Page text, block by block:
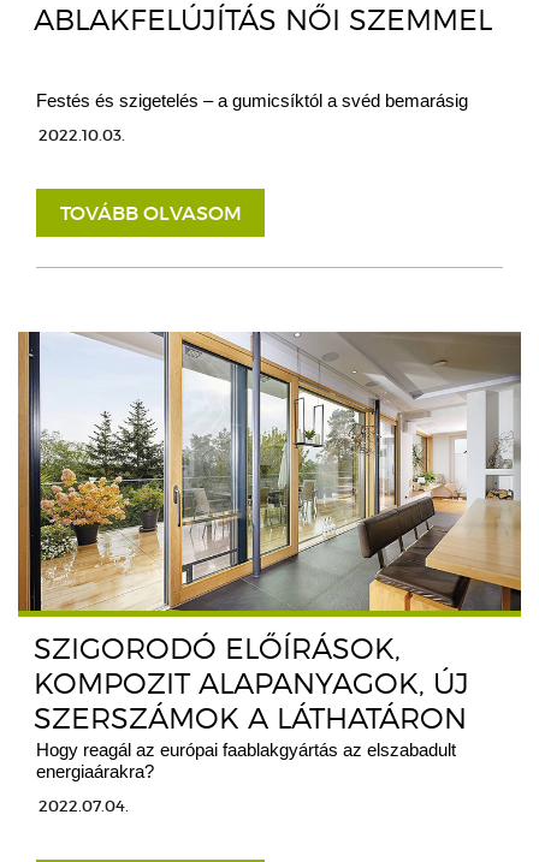
ABLAKFELÚJÍTÁS NŐI SZEMMEL
Festés és szigetelés – a gumicsíktól a svéd bemarásig
2022.10.03.
TOVÁBB OLVASOM
SZIGORODÓ ELŐÍRÁSOK,
KOMPOZIT ALAPANYAGOK, ÚJ
SZERSZÁMOK A LÁTHATÁRON
Hogy reagál az európai faablakgyártás az elszabadult
energiaárakra?
2022.07.04.